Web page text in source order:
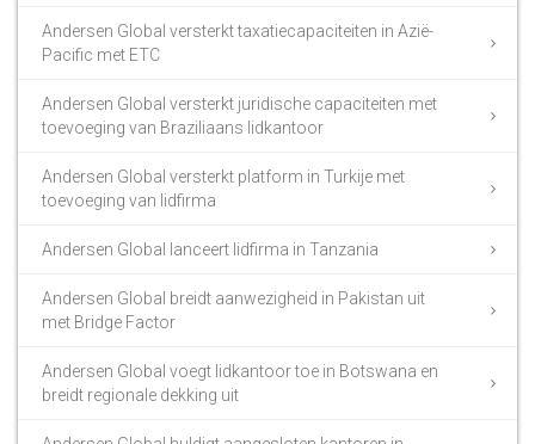
Andersen Global versterkt taxatiecapaciteiten in Azië-
Pacific met ETC
Andersen Global versterkt juridische capaciteiten met
toevoeging van Braziliaans lidkantoor
Andersen Global versterkt platform in Turkije met
toevoeging van lidfirma
Andersen Global lanceert lidfirma in Tanzania
Andersen Global breidt aanwezigheid in Pakistan uit
met Bridge Factor
Andersen Global voegt lidkantoor toe in Botswana en
breidt regionale dekking uit